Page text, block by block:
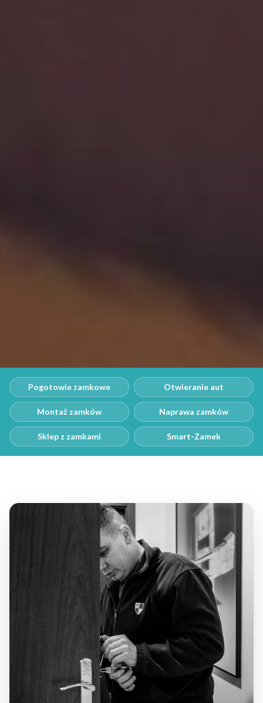
Pogotowie zamkowe Otwieranie aut
Montaż zamków Naprawa zamków
Sklep z zamkami Smart-Zamek